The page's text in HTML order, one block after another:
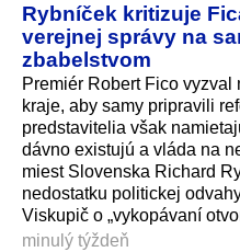
Rybníček kritizuje
verejnej správy na
zbabelstvom
Premiér Robert Fico
kraje, aby samy pripravili
predstavitelia však
dávno existujú a vláda na
miest Slovenska Richard
nedostatku politickej
Viskupič o „vykopávaní
minulý týždeň